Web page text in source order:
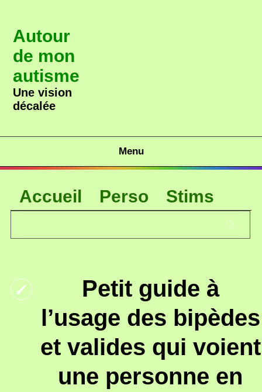
Autour
de mon
autisme
Une vision
décalée
Menu
Accueil Perso Stims
Petit guide à
l’usage des bipèdes
et valides qui voient
une personne en